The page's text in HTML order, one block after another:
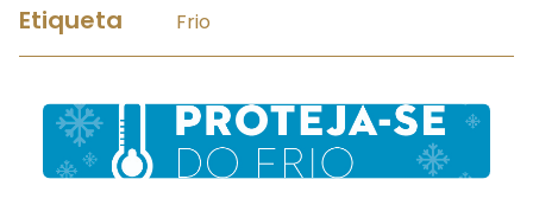
Etiqueta Frio